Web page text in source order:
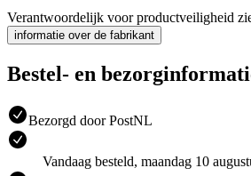
Verantwoordelijk voor productveiligheid
informatie over de fabrikant
Bestel- en
Bezorgd door PostNL
Vandaag besteld, maandag 10